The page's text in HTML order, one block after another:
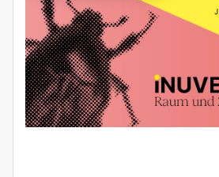
Weitere
Informationen
finden
Sie
unserer
Datenschutzerklärung